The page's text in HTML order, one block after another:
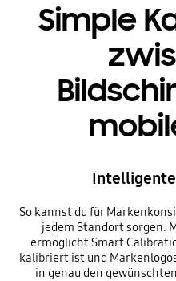
Simple
So kannst du für
jedem Standort sorgen.
ermöglicht Smart
kalibriert ist und
in genau den